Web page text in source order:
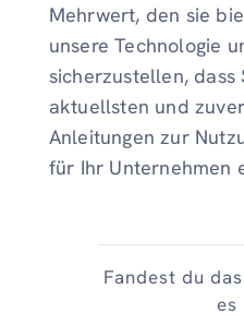
Mehrwert, den sie
unsere Technologie
sicherzustellen, dass
aktuellsten und
Anleitungen zur
für Ihr Unternehmen
Fandest du
es